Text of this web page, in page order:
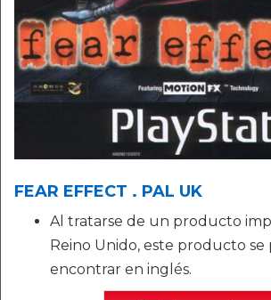
FEAR EFFECT . PAL UK
Al tratarse de un producto
Reino Unido, este producto se
encontrar en inglés.